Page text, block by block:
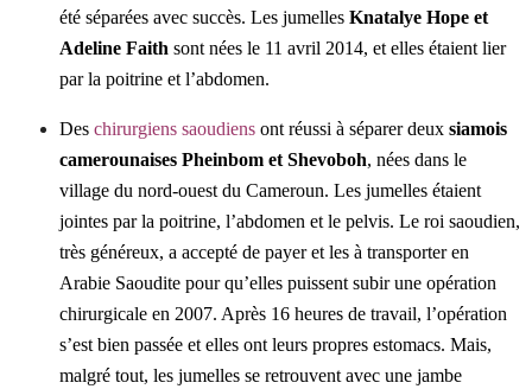
été séparées avec succès. Les jumelles Knatalye Hope et
Adeline Faith sont nées le 11 avril 2014, et elles étaient lier
par la poitrine et l’abdomen.
Des chirurgiens saoudiens ont réussi à séparer deux siamois
camerounaises Pheinbom et Shevoboh, nées dans le
village du nord-ouest du Cameroun. Les jumelles étaient
jointes par la poitrine, l’abdomen et le pelvis. Le roi saoudien,
très généreux, a accepté de payer et les à transporter en
Arabie Saoudite pour qu’elles puissent subir une opération
chirurgicale en 2007. Après 16 heures de travail, l’opération
s’est bien passée et elles ont leurs propres estomacs. Mais,
malgré tout, les jumelles se retrouvent avec une jambe